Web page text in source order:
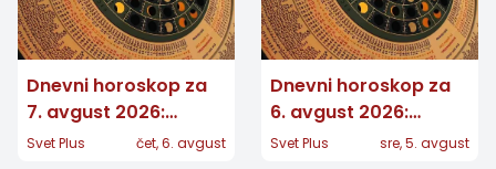
Dnevni horoskop za
7. avgust 2026:
Jedan znak dobija
Svet Plus čet, 6. avgust
Dnevni horoskop za
6. avgust 2026:
Jedan znak donosi
Svet Plus sre, 5. avgust